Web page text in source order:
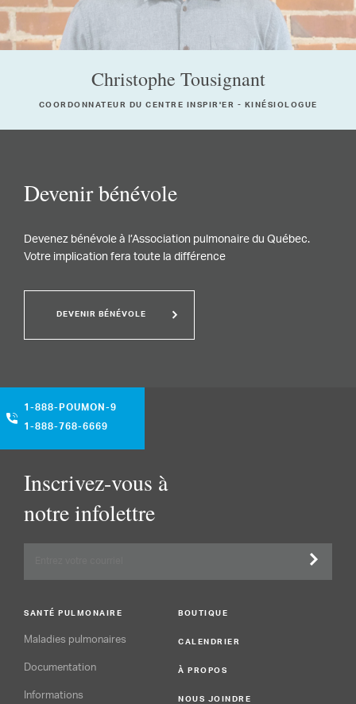
Christophe Tousignant
COORDONNATEUR DU CENTRE INSPIR'ER - KINÉSIOLOGUE
Devenir bénévole
Devenez bénévole à l’Association pulmonaire du Québec.
Votre implication fera toute la différence
DEVENIR BÉNÉVOLE
1-888-POUMON-9
1-888-768-6669
Inscrivez-vous à
notre infolettre
SANTÉ PULMONAIRE
Maladies pulmonaires
Documentation
Informations
BOUTIQUE
CALENDRIER
À PROPOS
NOUS JOINDRE